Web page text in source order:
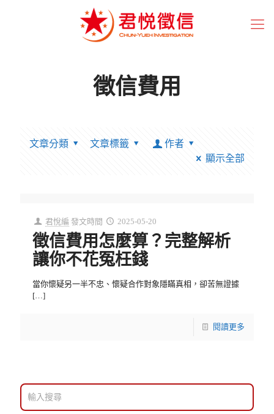
徵信費用
文章分類 文章標籤
作者
顯示全部
君悅編 發文時間 2025-05-20
徵信費用怎麼算？完整解析
讓你不花冤枉錢
當你懷疑另一半不忠、懷疑合作對象隱瞞真相，卻苦無證據
[…]
閱讀更多